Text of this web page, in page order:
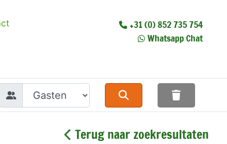
+31 (0) 852 735 754
Whatsapp Chat
Terug naar zoekresultaten